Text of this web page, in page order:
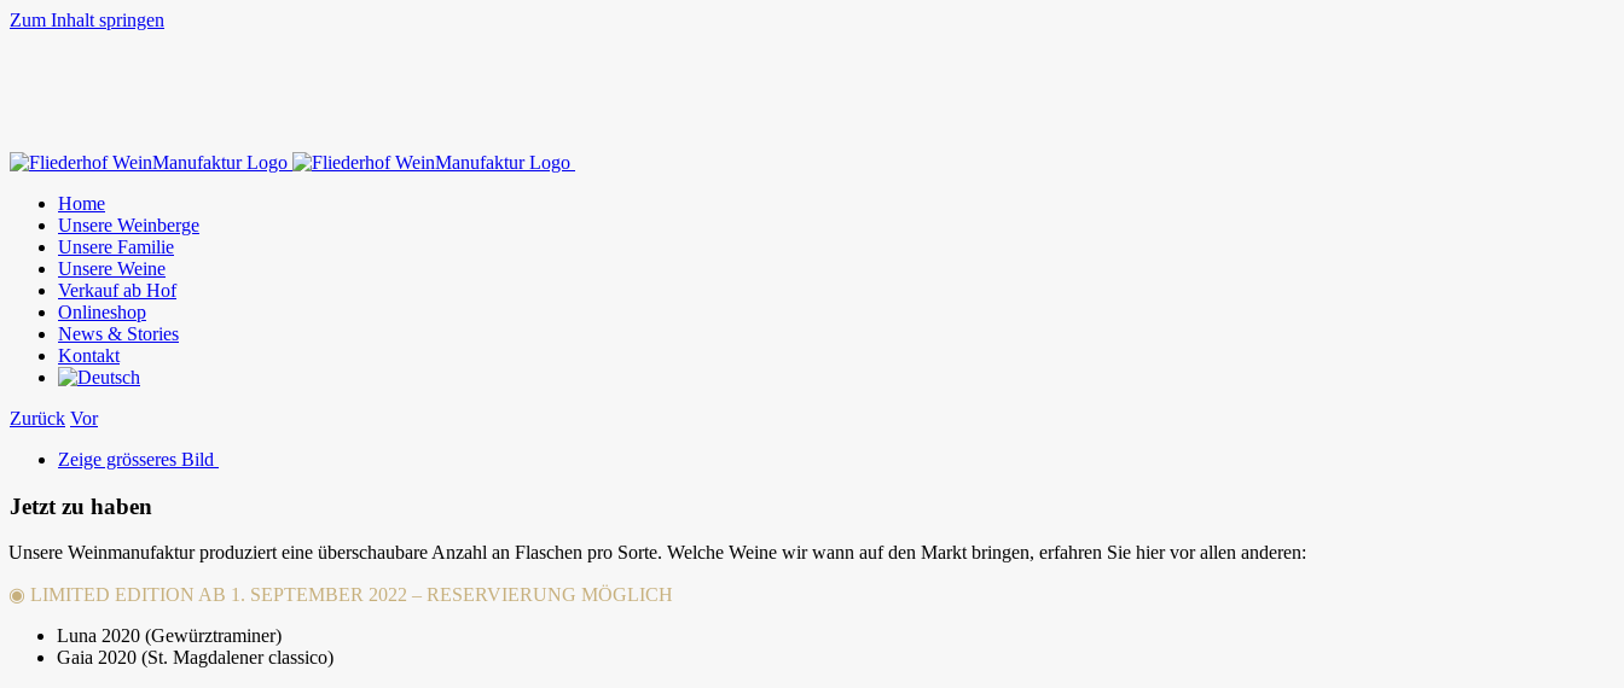
Zum Inhalt springen
Home
Unsere Weinberge
Unsere Familie
Unsere Weine
Verkauf ab Hof
Onlineshop
News & Stories
Kontakt
Zurück Vor
Zeige grösseres Bild
Jetzt zu haben
Unsere Weinmanufaktur produziert eine überschaubare Anzahl an Flaschen pro Sorte. Welche Weine wir wann auf den Markt bringen, erfahren Sie hier vor allen anderen:
◉ LIMITED EDITION AB 1. SEPTEMBER 2022 – RESERVIERUNG MÖGLICH
Luna 2020 (Gewürztraminer)
Gaia 2020 (St. Magdalener classico)